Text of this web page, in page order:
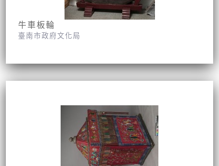
牛車板輪
臺南市政府文化局